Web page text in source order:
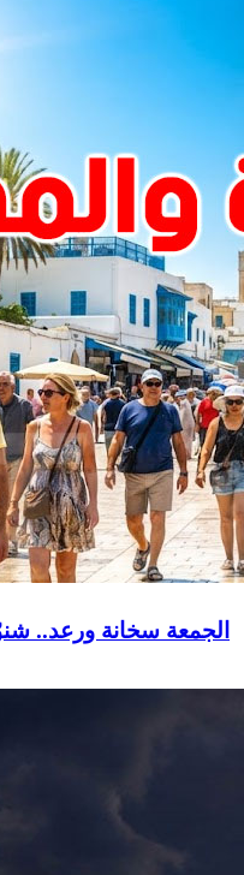
الجمعة سخانة ورعد..